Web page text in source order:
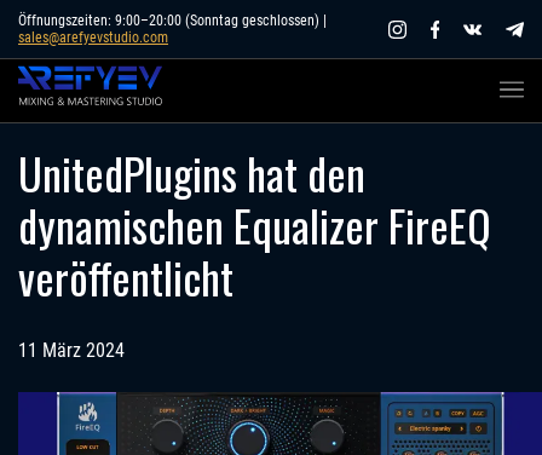
Skip
content
Öffnungszeiten: 9:00–20:00 (Sonntag geschlossen) |
sales@arefyevstudio.com
UnitedPlugins hat den
dynamischen Equalizer FireEQ
veröffentlicht
11 März 2024